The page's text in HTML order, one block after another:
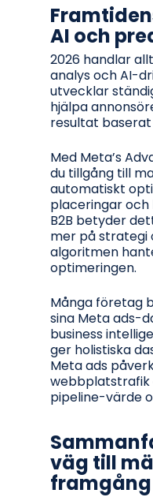
AI och
2026 handlar
analys och AI-
utvecklar
hjälpa
resultat
Med Meta’s
du tillgång till
automatiskt
placeringar och
B2B betyder
mer på strategi
algoritmen
optimeringen.
Många företag
sina Meta ads-
business
ger holistiska
Meta ads
webbplatstrafik
pipeline-värde
väg till
framgång